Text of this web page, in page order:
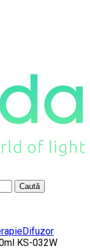
Caută
Difuzor
KS-032W